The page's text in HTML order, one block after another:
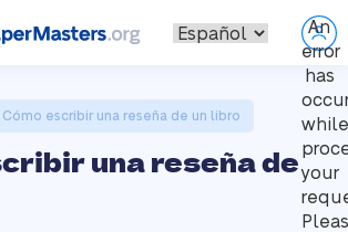
An
error
has
while
your
Cómo escribir una reseña de un libro
una reseña de